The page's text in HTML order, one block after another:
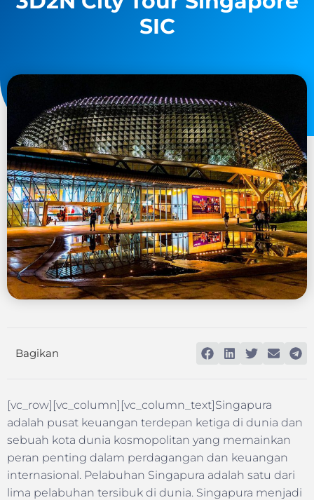
SIC
Bagikan
[vc_row][vc_column][vc_column_text]Singapura
adalah pusat keuangan terdepan ketiga di dunia dan
sebuah kota dunia kosmopolitan yang memainkan
peran penting dalam perdagangan dan keuangan
internasional. Pelabuhan Singapura adalah satu dari
lima pelabuhan tersibuk di dunia. Singapura menjadi